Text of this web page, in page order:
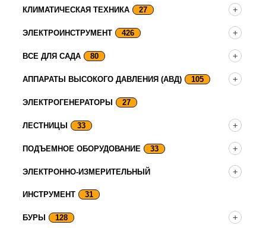
КЛИМАТИЧЕСКАЯ ТЕХНИКА 27
ЭЛЕКТРОИНСТРУМЕНТ 426
ВСЕ ДЛЯ САДА 80
АППАРАТЫ ВЫСОКОГО ДАВЛЕНИЯ (АВД) 105
ЭЛЕКТРОГЕНЕРАТОРЫ 27
ЛЕСТНИЦЫ 33
ПОДЪЕМНОЕ ОБОРУДОВАНИЕ 33
ЭЛЕКТРОННО-ИЗМЕРИТЕЛЬНЫЙ
ИНСТРУМЕНТ 31
БУРЫ 128